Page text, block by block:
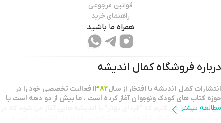
قوانین مرجوعی
راهنمای خرید
همراه ما باشید
درباره فروشگاهکمال اندیشه
انتشارات كمال انديشه با افتخار از سال1382فعاليت تخصصي خود را در
حوزه كتاب هاي كودك ونوجوان آغاز كرده است ، ما بيش از دو دهه است با
اين باور حركت مي كنيم كه "فرداي بهتر" با انديشه هايي آغاز مي شود كه در
مطالعه بیشتر